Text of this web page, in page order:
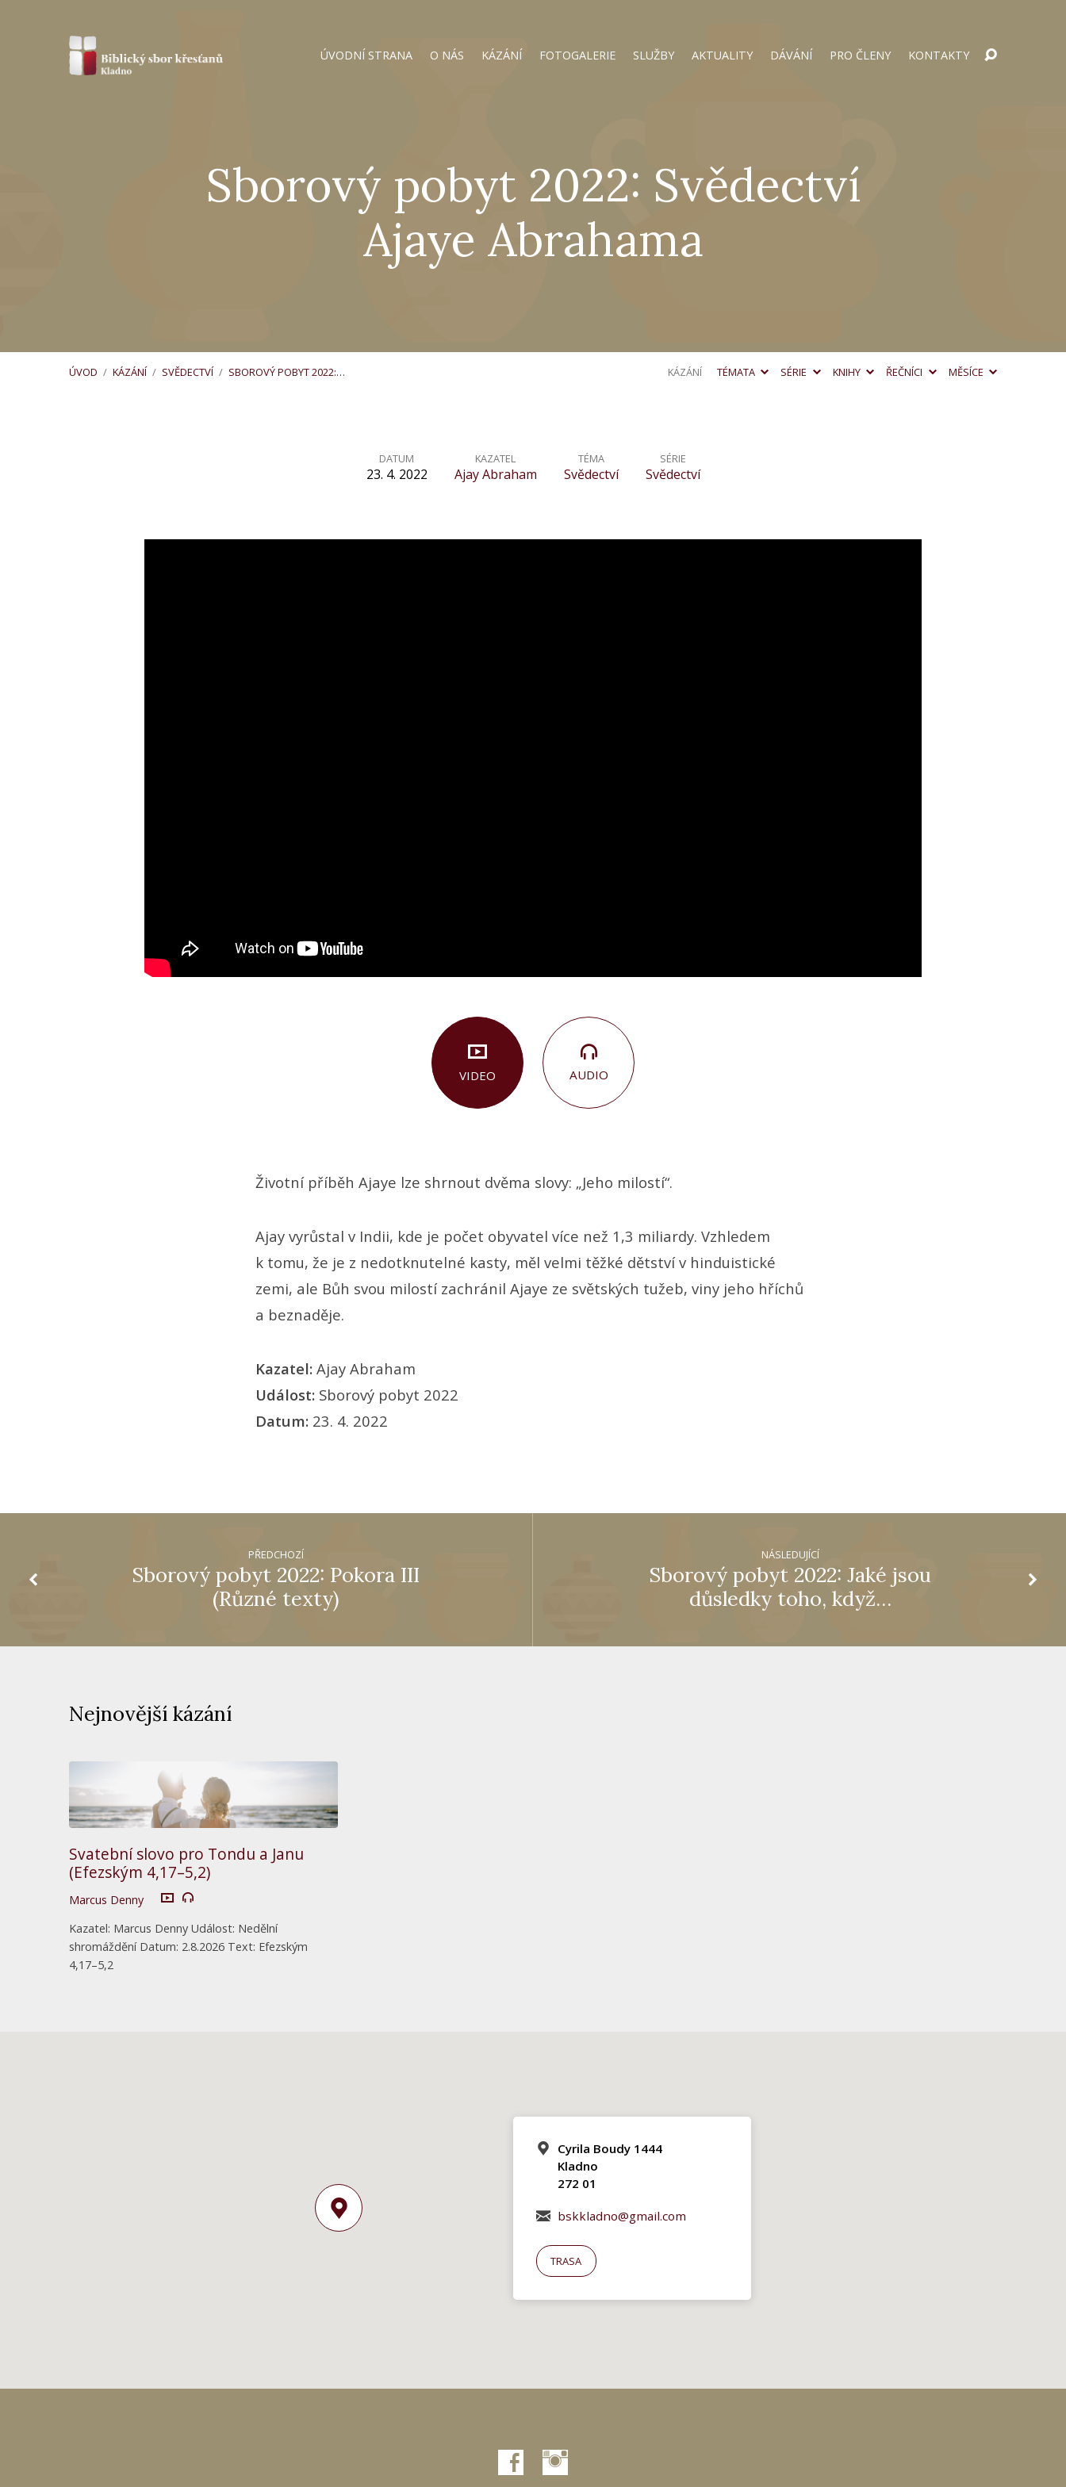
ÚVODNÍ STRANA O NÁS KÁZÁNÍ FOTOGALERIE SLUŽBY AKTUALITY DÁVÁNÍ PRO ČLENY KONTAKTY
Sborový pobyt 2022: Svědectví
Ajaye Abrahama
ÚVOD / KÁZÁNÍ / SVĚDECTVÍ / SBOROVÝ POBYT 2022:… KÁZÁNÍ TÉMATA SÉRIE KNIHY ŘEČNÍCI MĚSÍCE
pobyt
DATUM
23. 4. 2022
KAZATEL
Ajay Abraham
TÉMA
Svědectví
SÉRIE
Svědectví
VIDEO AUDIO
Životní příběh Ajaye lze shrnout dvěma slovy: „Jeho milostí“.
Ajay vyrůstal v Indii, kde je počet obyvatel více než 1,3 miliardy. Vzhledem
k tomu, že je z nedotknutelné kasty, měl velmi těžké dětství v hinduistické
zemi, ale Bůh svou milostí zachránil Ajaye ze světských tužeb, viny jeho hříchů
a beznaděje.
Kazatel: Ajay Abraham
Událost: Sborový pobyt 2022
Datum: 23. 4. 2022
PŘEDCHOZÍ
Sborový pobyt 2022: Pokora III
(Různé texty)
NÁSLEDUJÍCÍ
Sborový pobyt 2022: Jaké jsou
důsledky toho, když…
Nejnovější kázání
Svatební slovo pro Tondu a Janu
(Efezským 4,17–5,2)
Marcus Denny
Kazatel: Marcus Denny Událost: Nedělní
shromáždění Datum: 2.8.2026 Text: Efezským
4,17–5,2
Cyrila Boudy 1444
Kladno
272 01
bskkladno@gmail.com
TRASA